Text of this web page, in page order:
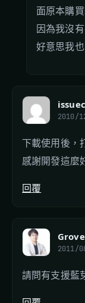
面原本購
因為我沒
好意思我
2010/
下載使用後，
感謝開發這麼
回覆
2011/
請問有支援藍